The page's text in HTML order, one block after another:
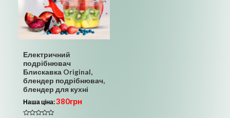
Електричний
подрібнювач
Блискавка Original,
блендер подрібнювач,
блендер для кухні
Наша ціна:380грн